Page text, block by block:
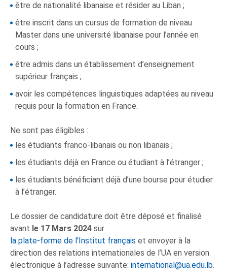
être de nationalité libanaise et résider au Liban ;
être inscrit dans un cursus de formation de niveau
Master dans une université libanaise pour l’année en
cours ;
être admis dans un établissement d’enseignement
supérieur français ;
avoir les compétences linguistiques adaptées au niveau
requis pour la formation en France.
Ne sont pas éligibles :
les étudiants franco-libanais ou non libanais ;
les étudiants déjà en France ou étudiant à l’étranger ;
les étudiants bénéficiant déjà d’une bourse pour étudier
à l’étranger.
Le dossier de candidature doit être déposé et finalisé
avant le 17 Mars 2024 sur
la plate-forme de l’Institut français et envoyer à la
direction des relations internationales de l’UA en version
électronique à l’adresse suivante: international@ua.edu.lb.